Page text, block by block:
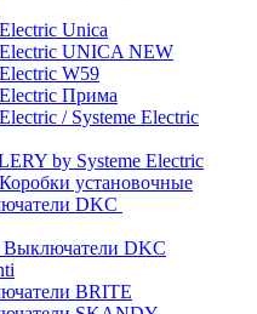
Unica
Electric UNICA NEW
W59
Прима
/ Systeme Electric
by Systeme Electric
установочные
DKC
Выключатели DKC
BRITE